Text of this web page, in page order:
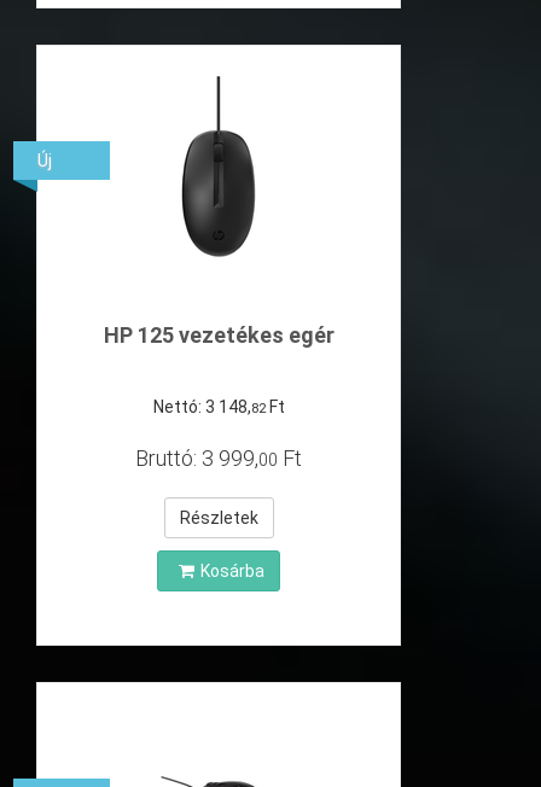
HP 125 vezetékes egér
Nettó: 3 148,82 Ft
Bruttó: 3 999,00 Ft
Részletek
Kosárba
Új